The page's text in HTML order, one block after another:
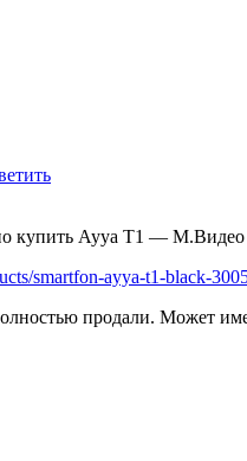
купить Ayya T1 — М.Видео
smartfon-ayya-t1-black-
продали. Может